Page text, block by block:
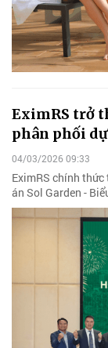
EximRS trở
phân phối
04/03/2026 09:33
EximRS chính
án Sol Garden -